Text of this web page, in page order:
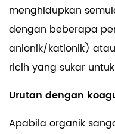
menghidupkan
dengan beberapa
anionik/kationik)
ricih yang sukar
Urutan dengan
Apabila organik